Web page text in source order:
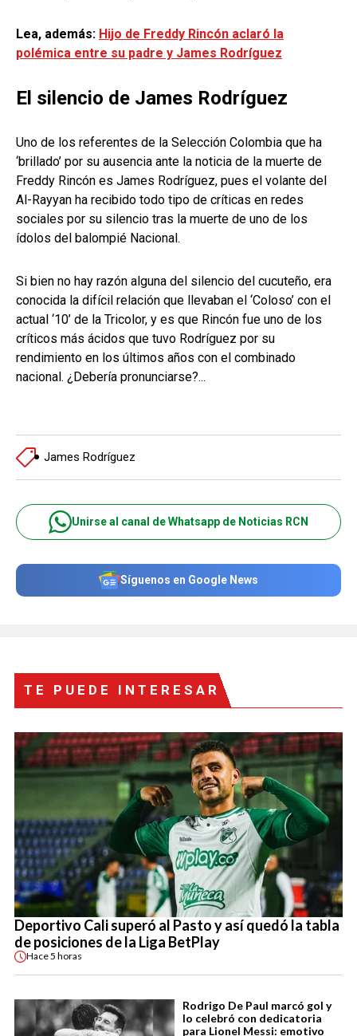
Lea, además: Hijo de Freddy Rincón aclaró la
polémica entre su padre y James Rodríguez
El silencio de James Rodríguez
Uno de los referentes de la Selección Colombia que ha
‘brillado’ por su ausencia ante la noticia de la muerte de
Freddy Rincón es James Rodríguez, pues el volante del
Al-Rayyan ha recibido todo tipo de críticas en redes
sociales por su silencio tras la muerte de uno de los
ídolos del balompié Nacional.
Si bien no hay razón alguna del silencio del cucuteño, era
conocida la difícil relación que llevaban el ‘Coloso’ con el
actual ‘10’ de la Tricolor, y es que Rincón fue uno de los
críticos más ácidos que tuvo Rodríguez por su
rendimiento en los últimos años con el combinado
nacional. ¿Debería pronunciarse?...
James Rodríguez
Unirse al canal de Whatsapp de Noticias RCN
Síguenos en Google News
TE PUEDE INTERESAR
Deportivo Cali superó al Pasto y así quedó la tabla
de posiciones de la Liga BetPlay
Hace5 horas
Rodrigo De Paul marcó gol y
lo celebró con dedicatoria
para Lionel Messi: emotivo